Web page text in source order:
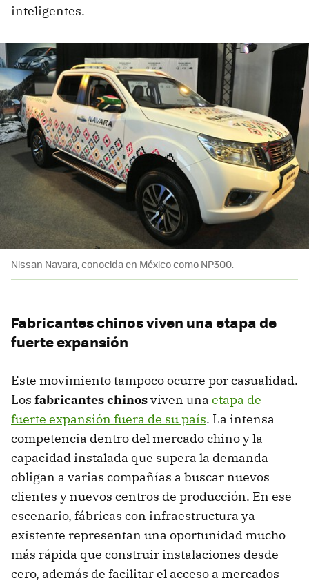
inteligentes.
Nissan Navara, conocida en México como NP300.
Fabricantes chinos viven una etapa de
fuerte expansión
Este movimiento tampoco ocurre por casualidad.
Los fabricantes chinosviven una etapa de
fuerte expansión fuera de su país. La intensa
competencia dentro del mercado chino y la
capacidad instalada que supera la demanda
obligan a varias compañías a buscar nuevos
clientes y nuevos centros de producción. En ese
escenario, fábricas con infraestructura ya
existente representan una oportunidad mucho
más rápida que construir instalaciones desde
cero, además de facilitar el acceso a mercados